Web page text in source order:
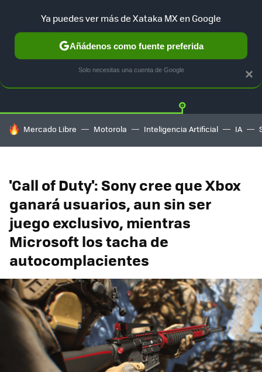
Twitter
HOY SE HABLA DE
Mercado Libre Motorola Inteligencia Artificial IA
'Call of Duty': Sony cree que Xbox
ganará usuarios, aun sin ser
juego exclusivo, mientras
Microsoft los tacha de
autocomplacientes
×
Ya puedes ver más de Xataka MX en Google
Añádenos como fuente preferida
Solo necesitas una cuenta de Google